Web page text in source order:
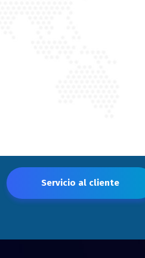
Servicio al cliente